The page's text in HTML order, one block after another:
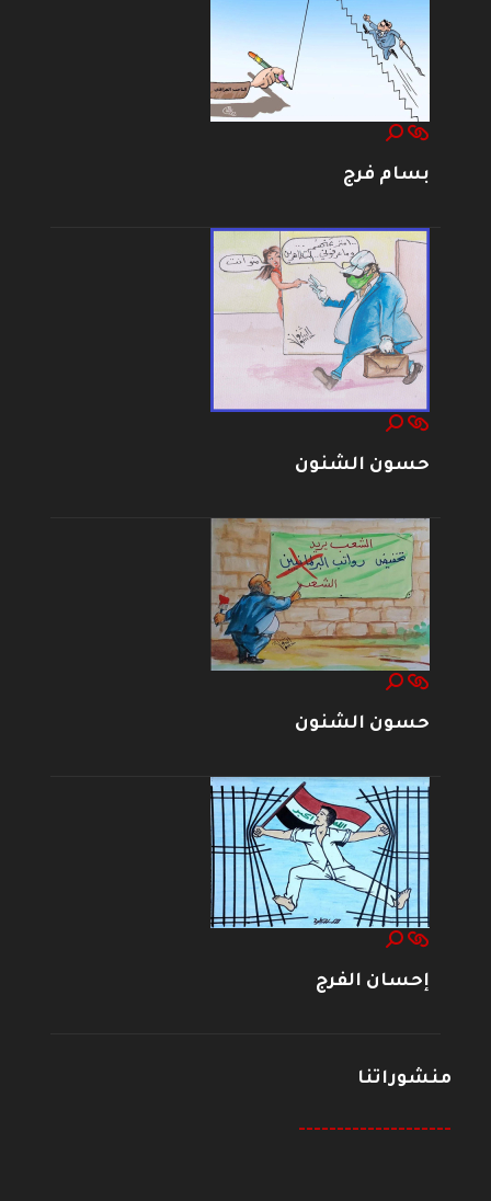
بسام فرج
حسون الشنون
حسون الشنون
إحسان الفرج
منشوراتنا
--------------------